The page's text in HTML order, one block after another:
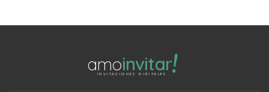
amoinvitar!
INVITACIONES DIGITALES